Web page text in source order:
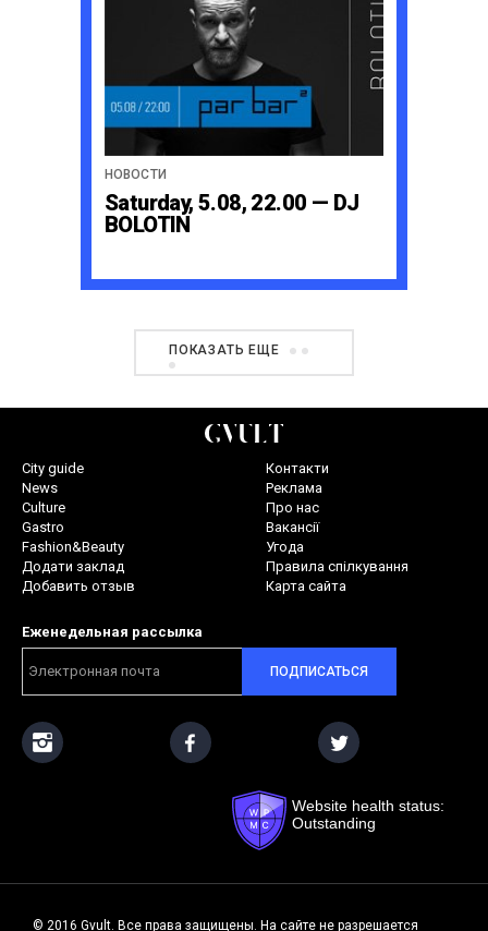
НОВОСТИ
Saturday, 5.08, 22.00 — DJ
BOLOTIN
ПОКАЗАТЬ ЕЩЕ
City guide
News
Culture
Gastro
Fashion&Beauty
Додати заклад
Добавить отзыв
Контакти
Реклама
Про нас
Вакансії
Угода
Правила спілкування
Карта сайта
Еженедельная рассылка
ПОДПИСАТЬСЯ
Website health status:
Outstanding
© 2016 Gvult. Все права защищены. На сайте не разрешается